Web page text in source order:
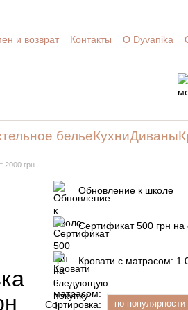
и возврат Контакты О Dyvanika
бельеКухниДиваны
2000 грн
Обновление к школе
Сертификат 500 грн
Кровати с матрасом: 1
Сортировка: по популярности